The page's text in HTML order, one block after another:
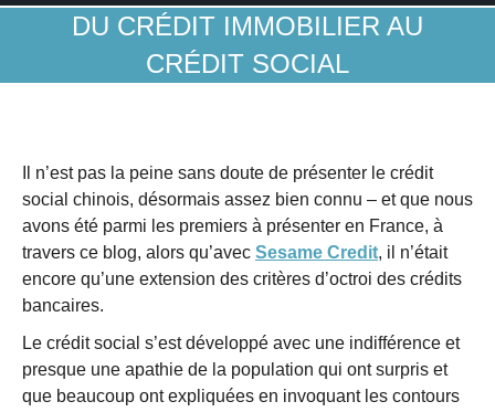
DU CRÉDIT IMMOBILIER AU
CRÉDIT SOCIAL
Il n’est pas la peine sans doute de présenter le crédit
social chinois, désormais assez bien connu – et que nous
avons été parmi les premiers à présenter en France, à
travers ce blog, alors qu’avec Sesame Credit, il n’était
encore qu’une extension des critères d’octroi des crédits
bancaires.
Le crédit social s’est développé avec une indifférence et
presque une apathie de la population qui ont surpris et
que beaucoup ont expliquées en invoquant les contours